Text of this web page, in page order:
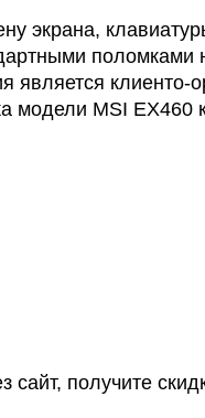
экрана,
является
модели MSI EX460
сайт, получите